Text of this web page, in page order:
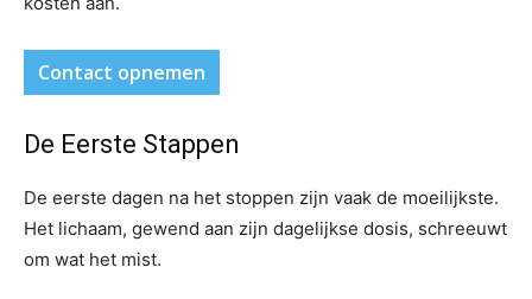
Contact opnemen
De Eerste Stappen
De eerste dagen na het stoppen zijn vaak de moeilijkste.
Het lichaam, gewend aan zijn dagelijkse dosis, schreeuwt
om wat het mist.